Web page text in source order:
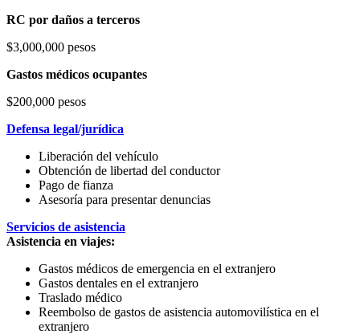
RC por daños a terceros
$3,000,000 pesos
Gastos médicos ocupantes
$200,000 pesos
Defensa legal/jurídica
Liberación del vehículo
Obtención de libertad del conductor
Pago de fianza
Asesoría para presentar denuncias
Servicios de asistencia
Asistencia en viajes:
Gastos médicos de emergencia en el extranjero
Gastos dentales en el extranjero
Traslado médico
Reembolso de gastos de asistencia automovilística en el
extranjero